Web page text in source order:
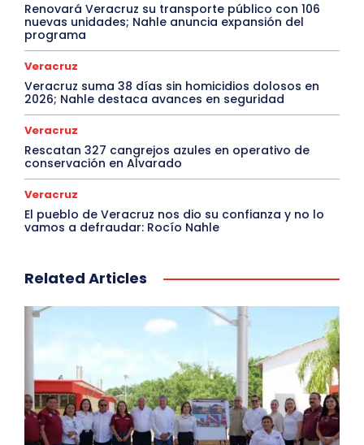
Renovará Veracruz su transporte público con 106
nuevas unidades; Nahle anuncia expansión del
programa
Veracruz
Veracruz suma 38 días sin homicidios dolosos en
2026; Nahle destaca avances en seguridad
Veracruz
Rescatan 327 cangrejos azules en operativo de
conservación en Alvarado
Veracruz
El pueblo de Veracruz nos dio su confianza y no lo
vamos a defraudar: Rocío Nahle
Related Articles